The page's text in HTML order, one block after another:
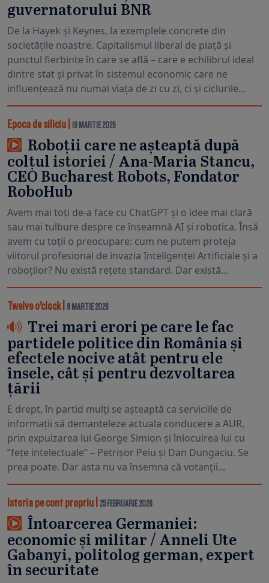
guvernatorului BNR
De la Hayek și Keynes, la exemplele concrete din
societățile noastre. Capitalismul liberal de piață și
punctul fierbinte în care se află – care e echilibrul ideal
dintre stat și privat în sistemul economic care ne
influențează nu numai viața de zi cu zi, ci și ciclurile...
Epoca de siliciu 19 MARTIE 2026
Roboții care ne așteaptă după
colțul istoriei / Ana-Maria Stancu,
CEO Bucharest Robots, Fondator
RoboHub
Avem mai toți de-a face cu ChatGPT și o idee mai clară
sau mai tulbure despre ce înseamnă AI și robotica. Însă
avem cu toții o preocupare: cum ne putem proteja
viitorul profesional de invazia Inteligenței Artificiale și a
roboților? Nu există rețete standard. Dar există...
Twelve o’clock| 9 MARTIE 2026
Trei mari erori pe care le fac
partidele politice din România și
efectele nocive atât pentru ele
însele, cât și pentru dezvoltarea
țării
E drept, în partid mulți se așteaptă ca serviciile de
informații să demanteleze actuala conducere a AUR,
prin expulzarea lui George Simion și înlocuirea lui cu
”fețe intelectuale” – Petrișor Peiu și Dan Dungaciu. Se
prea poate. Dar asta nu va însemna că votanții...
Istoria pe cont propriu 25 FEBRUARIE 2026
Întoarcerea Germaniei:
economic și militar / Anneli Ute
Gabanyi, politolog german, expert
în securitate